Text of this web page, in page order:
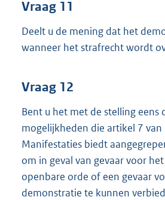
Vraag 11
Deelt u de mening dat het
wanneer het strafrecht wordt
Vraag 12
Bent u het met de stelling eens
mogelijkheden die artikel 7 van
Manifestaties biedt
om in geval van gevaar voor
openbare orde of een gevaar
demonstratie te kunnen